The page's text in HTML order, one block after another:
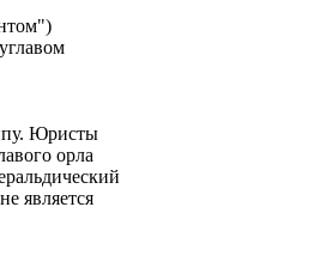
Юристы
орла
является